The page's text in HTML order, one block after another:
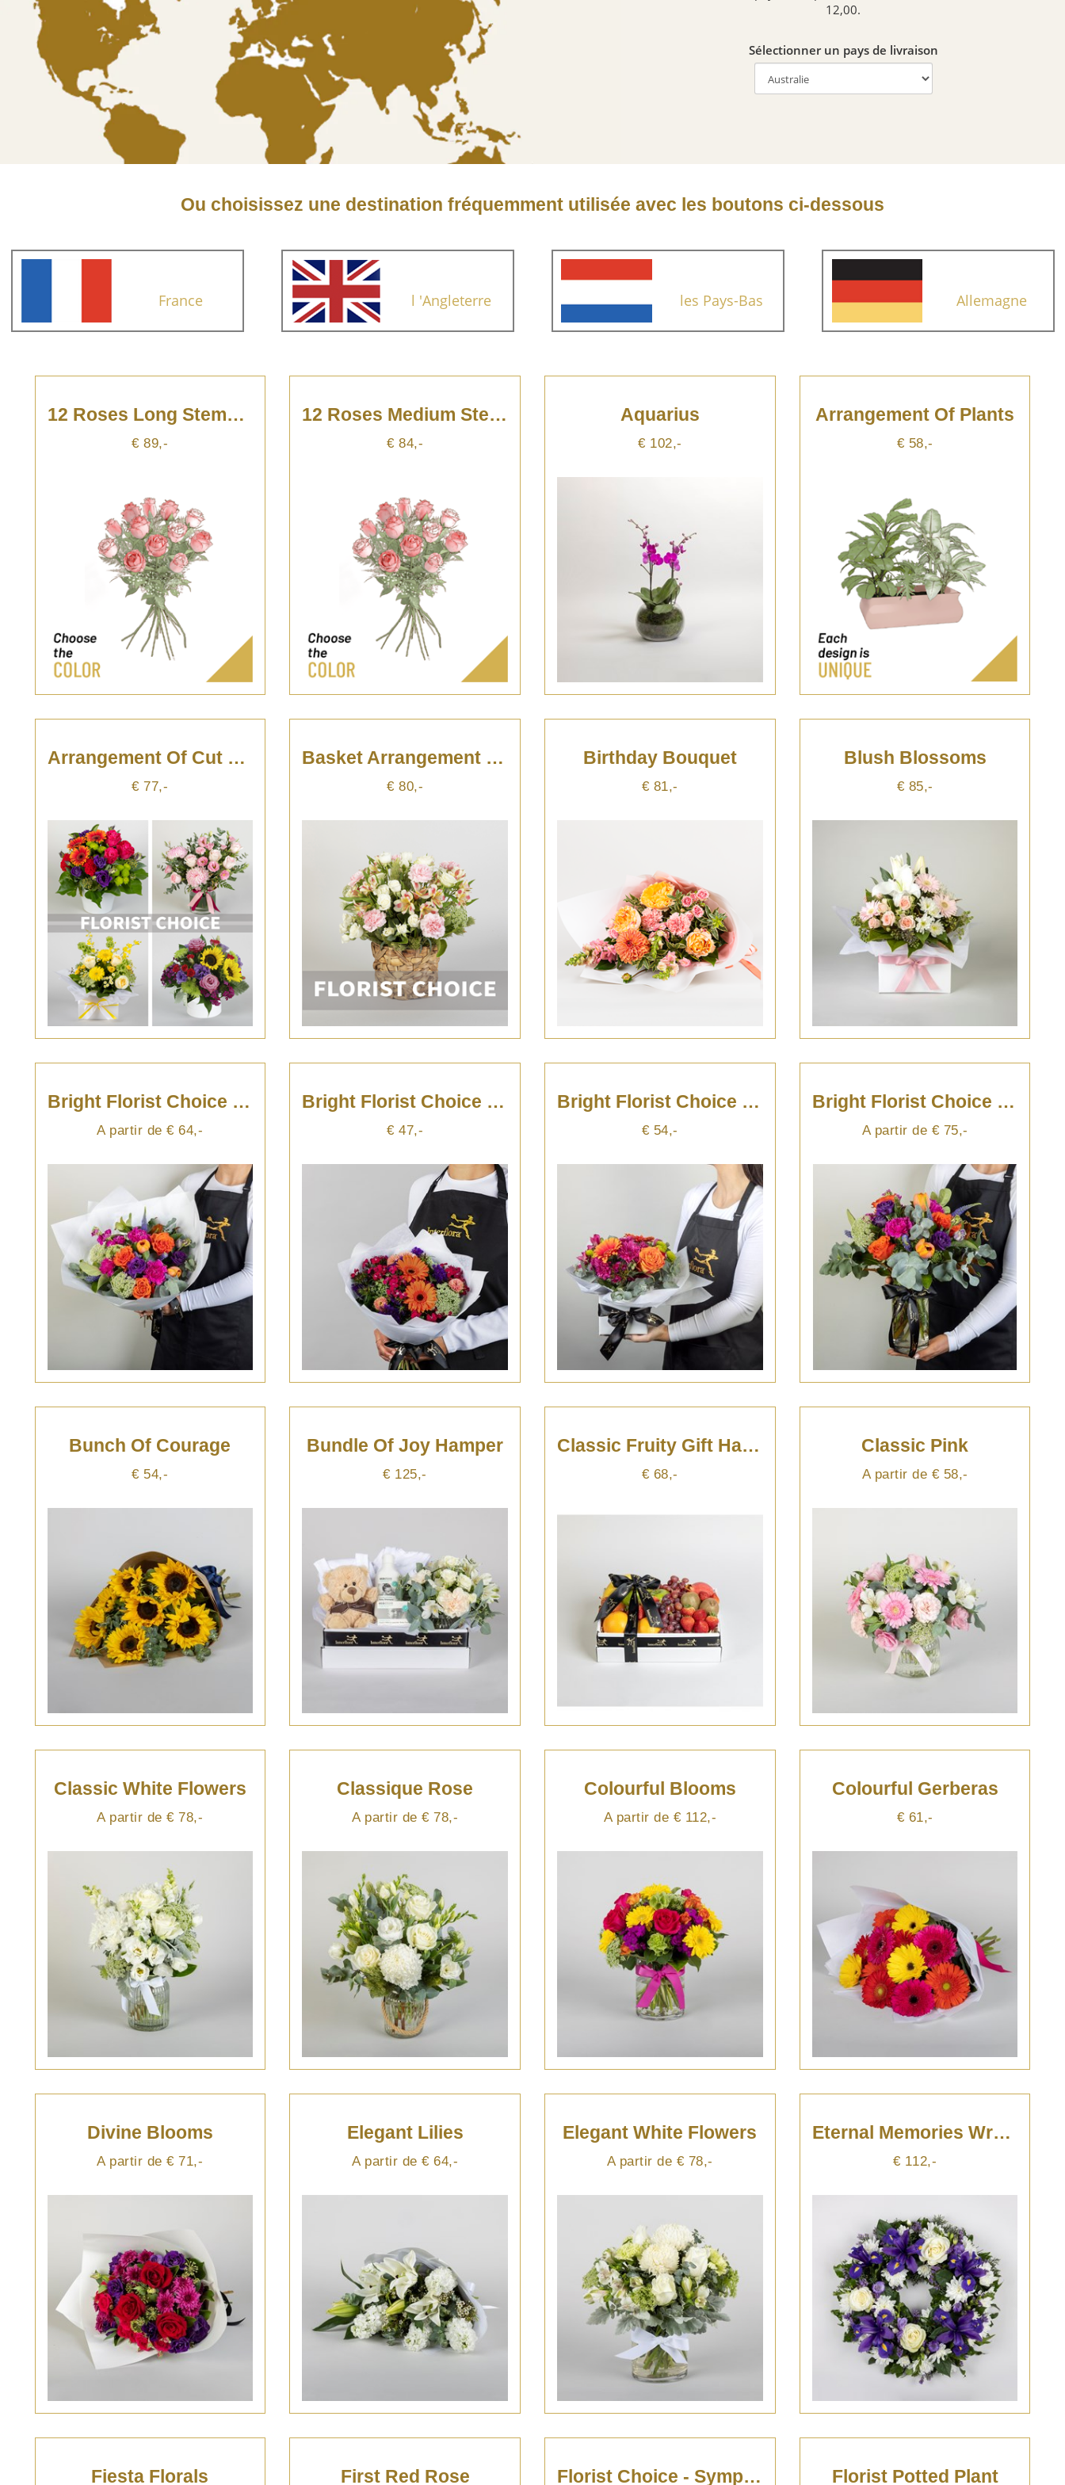
12,00.
Sélectionner un pays de livraison
Ou choisissez une destination fréquemment utilisée avec les boutons ci-dessous
France l 'Angleterre les Pays-Bas Allemagne
12 Roses Long Stemmed
€ 89,-
12 Roses Medium Stemmed
€ 84,-
Aquarius
€ 102,-
Arrangement Of Plants
€ 58,-
Arrangement Of Cut Flowers
€ 77,-
Basket Arrangement Of Flowers
€ 80,-
Birthday Bouquet
€ 81,-
Blush Blossoms
€ 85,-
Bright Florist Choice Bouquet
A partir de € 64,-
Bright Florist Choice Hand Tied Posy
€ 47,-
Bright Florist Choice Posy
€ 54,-
Bright Florist Choice Vase
A partir de € 75,-
Bunch Of Courage
€ 54,-
Bundle Of Joy Hamper
€ 125,-
Classic Fruity Gift Hamper
€ 68,-
Classic Pink
A partir de € 58,-
Classic White Flowers
A partir de € 78,-
Classique Rose
A partir de € 78,-
Colourful Blooms
A partir de € 112,-
Colourful Gerberas
€ 61,-
Divine Blooms
A partir de € 71,-
Elegant Lilies
A partir de € 64,-
Elegant White Flowers
A partir de € 78,-
Eternal Memories Wreath
€ 112,-
Fiesta Florals First Red Rose Florist Choice - Sympathy For Home Florist Potted Plant